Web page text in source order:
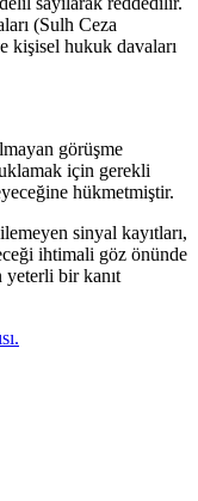
(Sulh Ceza
kişisel hukuk davaları
görüşme
için gerekli
hükmetmiştir.
sinyal kayıtları,
ihtimali göz önünde
yeterli bir kanıt